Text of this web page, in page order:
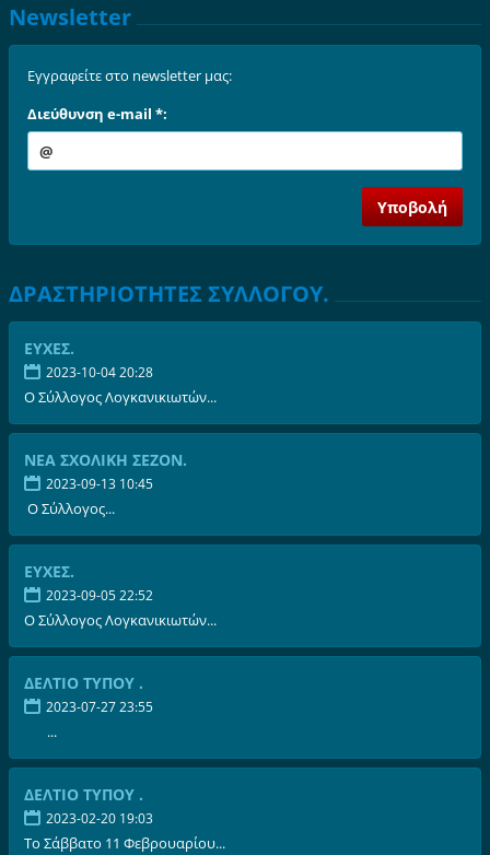
Newsletter
Εγγραφείτε στο newsletter μας:
Διεύθυνση e-mail *:
ΔΡΑΣΤΗΡΙΟΤΗΤΕΣ ΣΥΛΛΟΓΟΥ.
ΕΥΧΕΣ.
2023-10-04 20:28
Ο Σύλλογος Λογκανικιωτών...
ΝΕΑ ΣΧΟΛΙΚΗ ΣΕΖΟΝ.
2023-09-13 10:45
Ο Σύλλογος...
ΕΥΧΕΣ.
2023-09-05 22:52
Ο Σύλλογος Λογκανικιωτών...
ΔΕΛΤΙΟ ΤΥΠΟΥ .
2023-07-27 23:55
...
ΔΕΛΤΙΟ ΤΥΠΟΥ .
2023-02-20 19:03
Το Σάββατο 11 Φεβρουαρίου...